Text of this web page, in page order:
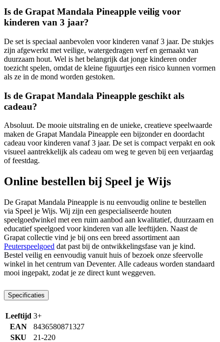
Is de Grapat Mandala Pineapple veilig voor
kinderen van 3 jaar?
De set is speciaal aanbevolen voor kinderen vanaf 3 jaar. De stukjes
zijn afgewerkt met veilige, watergedragen verf en gemaakt van
duurzaam hout. Wel is het belangrijk dat jonge kinderen onder
toezicht spelen, omdat de kleine figuurtjes een risico kunnen vormen
als ze in de mond worden gestoken.
Is de Grapat Mandala Pineapple geschikt als
cadeau?
Absoluut. De mooie uitstraling en de unieke, creatieve speelwaarde
maken de Grapat Mandala Pineapple een bijzonder en doordacht
cadeau voor kinderen vanaf 3 jaar. De set is compact verpakt en ook
visueel aantrekkelijk als cadeau om weg te geven bij een verjaardag
of feestdag.
Online bestellen bij Speel je Wijs
De Grapat Mandala Pineapple is nu eenvoudig online te bestellen
via Speel je Wijs. Wij zijn een gespecialiseerde houten
speelgoedwinkel met een ruim aanbod aan kwalitatief, duurzaam en
educatief speelgoed voor kinderen van alle leeftijden. Naast de
Grapat collectie vind je bij ons een breed assortiment aan
Peuterspeelgoed dat past bij de ontwikkelingsfase van je kind.
Bestel veilig en eenvoudig vanuit huis of bezoek onze sfeervolle
winkel in het centrum van Deventer. Alle cadeaus worden standaard
mooi ingepakt, zodat je ze direct kunt weggeven.
Specificaties
Leeftijd 3+
EAN
8436580871327
SKU
21-220